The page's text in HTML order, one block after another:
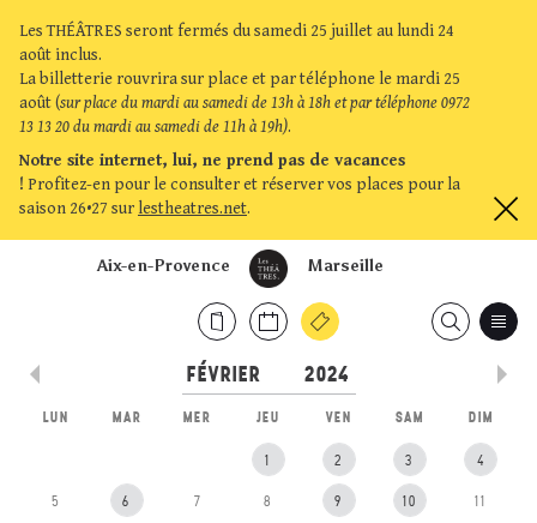
Les THÉÂTRES seront fermés du samedi 25 juillet au lundi 24
août inclus.
La billetterie rouvrira sur place et par téléphone le mardi 25
août (sur place du mardi au samedi de 13h à 18h et par téléphone 0972
13 13 20 du mardi au samedi de 11h à 19h).
Notre site internet, lui, ne prend pas de vacances
! Profitez-en pour le consulter et réserver vos places pour la
saison 26•27 sur lestheatres.net.
Marseille
Aix-en-Provence
LUN MAR MER JEU VEN SAM DIM
1 2 3 4
5 6 7 8 9 10 11